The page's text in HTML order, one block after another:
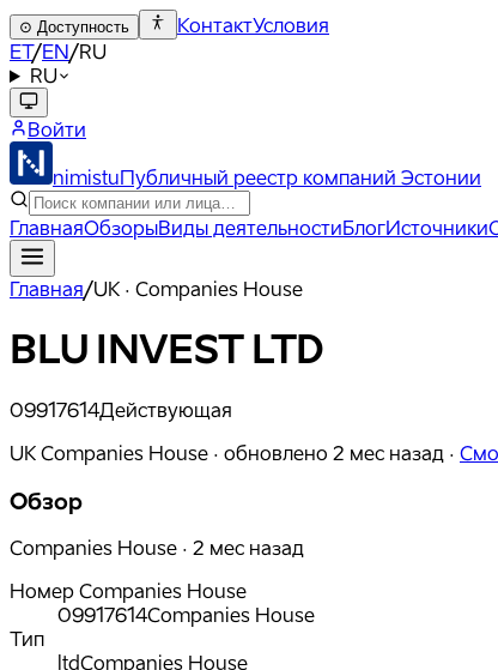
⊙ Доступность КонтактУсловия
ET/EN/RU
RU
Войти
nimistuПубличный реестр компаний Эстонии
ГлавнаяОбзорыВиды деятельностиБлогИсточники
Главная/UK · Companies House
BLU INVEST LTD
09917614Действующая
UK Companies House · обновлено 2 мес назад ·
Обзор
Companies House · 2 мес назад
Номер Companies House
09917614Companies House
Тип
ltdCompanies House